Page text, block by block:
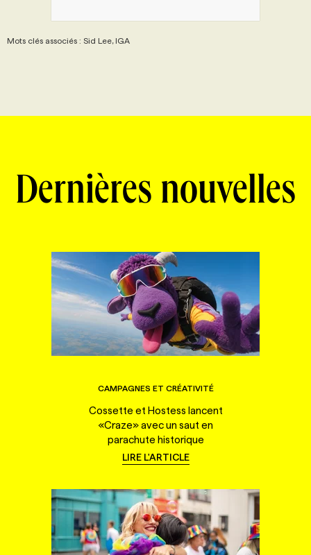
Mots clés associés : Sid Lee, IGA
Dernières nouvelles
CAMPAGNES ET CRÉATIVITÉ
Cossette et Hostess lancent
«Craze» avec un saut en
parachute historique
LIRE L'ARTICLE